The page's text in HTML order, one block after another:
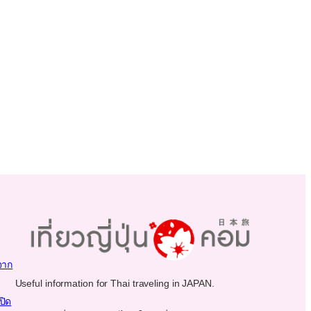
ก
ด
Useful information for Thai traveling in JAPAN.